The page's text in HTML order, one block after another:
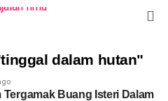
dalam hutan"
Tergamak Buang Isteri Dalam